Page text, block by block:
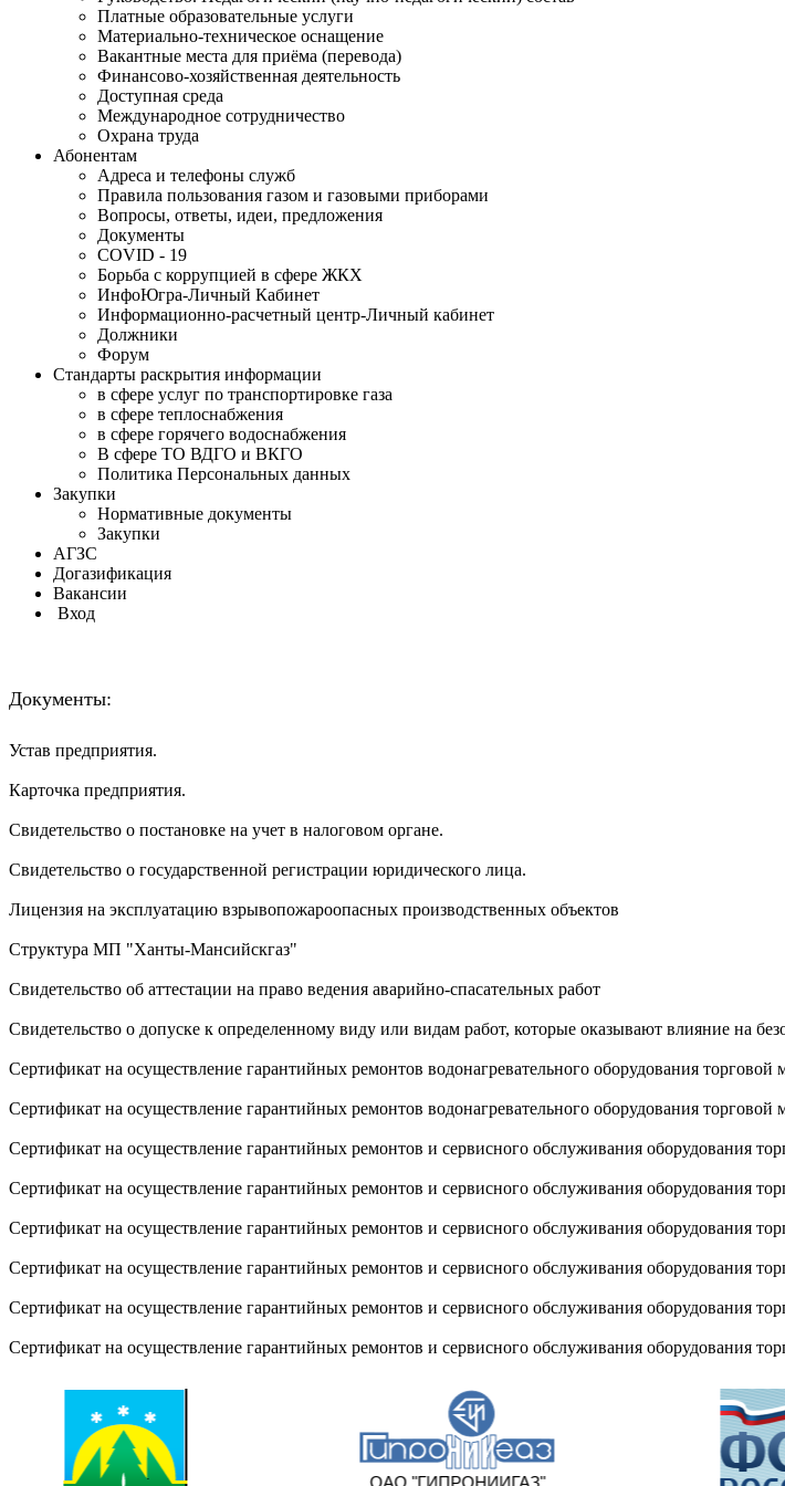
Платные образовательные услуги
Материально-техническое оснащение
Вакантные места для приёма (перевода)
Финансово-хозяйственная деятельность
Доступная среда
Международное сотрудничество
Охрана труда
Абонентам
Адреса и телефоны служб
Правила пользования газом и газовыми приборами
Вопросы, ответы, идеи, предложения
Документы
COVID - 19
Борьба с коррупцией в сфере ЖКХ
ИнфоЮгра-Личный Кабинет
Информационно-расчетный центр-Личный кабинет
Должники
Форум
Стандарты раскрытия информации
в сфере услуг по транспортировке газа
в сфере теплоснабжения
в сфере горячего водоснабжения
В сфере ТО ВДГО и ВКГО
Политика Персональных данных
Закупки
Нормативные документы
Закупки
АГЗС
Догазификация
Вакансии
Вход
Документы:
Устав предприятия.
Карточка предприятия.
Свидетельство о постановке на учет в налоговом органе.
Свидетельство о государственной регистрации юридического лица.
Лицензия на эксплуатацию взрывопожароопасных производственных объектов
Структура МП "Ханты-Мансийскгаз"
Свидетельство об аттестации на право ведения аварийно-спасательных работ
Свидетельство о допуске к определенному виду или видам работ, которые оказывают влияние на
Сертификат на осуществление гарантийных ремонтов водонагревательного оборудования
Сертификат на осуществление гарантийных ремонтов водонагревательного оборудования
Сертификат на осуществление гарантийных ремонтов и сервисного обслуживания оборудования
Сертификат на осуществление гарантийных ремонтов и сервисного обслуживания оборудования
Сертификат на осуществление гарантийных ремонтов и сервисного обслуживания оборудования
Сертификат на осуществление гарантийных ремонтов и сервисного обслуживания оборудования
Сертификат на осуществление гарантийных ремонтов и сервисного обслуживания оборудования
Сертификат на осуществление гарантийных ремонтов и сервисного обслуживания оборудования
ОАО "ГИПРОНИИГАЗ"